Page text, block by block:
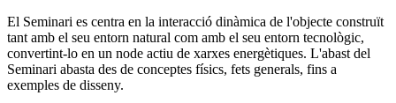
El Seminari es centra en la interacció dinàmica de l'objecte construït
tant amb el seu entorn natural com amb el seu entorn tecnològic,
convertint-lo en un node actiu de xarxes energètiques. L'abast del
Seminari abasta des de conceptes físics, fets generals, fins a
exemples de disseny.